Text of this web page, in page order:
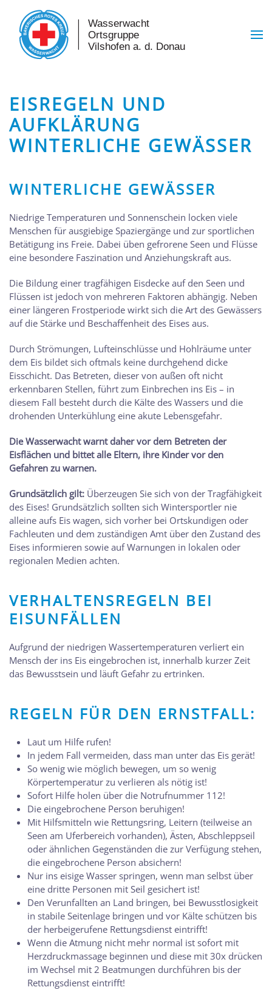
Skip to main content
EISREGELN UND
AUFKLÄRUNG
WINTERLICHE GEWÄSSER
WINTERLICHE GEWÄSSER
Niedrige Temperaturen und Sonnenschein locken viele
Menschen für ausgiebige Spaziergänge und zur sportlichen
Betätigung ins Freie. Dabei üben gefrorene Seen und Flüsse
eine besondere Faszination und Anziehungskraft aus.
Die Bildung einer tragfähigen Eisdecke auf den Seen und
Flüssen ist jedoch von mehreren Faktoren abhängig. Neben
einer längeren Frostperiode wirkt sich die Art des Gewässers
auf die Stärke und Beschaffenheit des Eises aus.
Durch Strömungen, Lufteinschlüsse und Hohlräume unter
dem Eis bildet sich oftmals keine durchgehend dicke
Eisschicht. Das Betreten, dieser von außen oft nicht
erkennbaren Stellen, führt zum Einbrechen ins Eis – in
diesem Fall besteht durch die Kälte des Wassers und die
drohenden Unterkühlung eine akute Lebensgefahr.
Die Wasserwacht warnt daher vor dem Betreten der
Eisflächen und bittet alle Eltern, ihre Kinder vor den
Gefahren zu warnen.
Grundsätzlich gilt: Überzeugen Sie sich von der Tragfähigkeit
des Eises! Grundsätzlich sollten sich Wintersportler nie
alleine aufs Eis wagen, sich vorher bei Ortskundigen oder
Fachleuten und dem zuständigen Amt über den Zustand des
Eises informieren sowie auf Warnungen in lokalen oder
regionalen Medien achten.
VERHALTENSREGELN BEI
EISUNFÄLLEN
Aufgrund der niedrigen Wassertemperaturen verliert ein
Mensch der ins Eis eingebrochen ist, innerhalb kurzer Zeit
das Bewusstsein und läuft Gefahr zu ertrinken.
REGELN FÜR DEN ERNSTFALL:
Laut um Hilfe rufen!
In jedem Fall vermeiden, dass man unter das Eis gerät!
So wenig wie möglich bewegen, um so wenig
Körpertemperatur zu verlieren als nötig ist!
Sofort Hilfe holen über die Notrufnummer 112!
Die eingebrochene Person beruhigen!
Mit Hilfsmitteln wie Rettungsring, Leitern (teilweise an
Seen am Uferbereich vorhanden), Ästen, Abschleppseil
oder ähnlichen Gegenständen die zur Verfügung stehen,
die eingebrochene Person absichern!
Nur ins eisige Wasser springen, wenn man selbst über
eine dritte Personen mit Seil gesichert ist!
Den Verunfallten an Land bringen, bei Bewusstlosigkeit
in stabile Seitenlage bringen und vor Kälte schützen bis
der herbeigerufene Rettungsdienst eintrifft!
Wenn die Atmung nicht mehr normal ist sofort mit
Herzdruckmassage beginnen und diese mit 30x drücken
im Wechsel mit 2 Beatmungen durchführen bis der
Rettungsdienst eintrifft!